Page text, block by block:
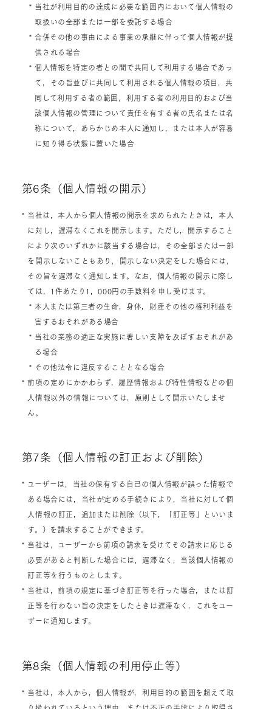
* 当社が利用目的の達成に必要な範囲内において個人情報の
取扱いの全部または一部を委託する場合
* 合併その他の事由による事業の承継に伴って個人情報が提
供される場合
* 個人情報を特定の者との間で共同して利用する場合であっ
て，その旨並びに共同して利用される個人情報の項目，共
同して利用する者の範囲，利用する者の利用目的および当
該個人情報の管理について責任を有する者の氏名または名
称について，あらかじめ本人に通知し，または本人が容易
に知り得る状態に置いた場合
第6条（個人情報の開示）
* 当社は，本人から個人情報の開示を求められたときは，本人
に対し，遅滞なくこれを開示します。ただし，開示すること
により次のいずれかに該当する場合は，その全部または一部
を開示しないこともあり，開示しない決定をした場合には，
その旨を遅滞なく通知します。なお，個人情報の開示に際し
ては，1件あたり1，000円の手数料を申し受けます。
* 本人または第三者の生命，身体，財産その他の権利利益を
害するおそれがある場合
* 当社の業務の適正な実施に著しい支障を及ぼすおそれがあ
る場合
* その他法令に違反することとなる場合
* 前項の定めにかかわらず，履歴情報および特性情報などの個
人情報以外の情報については，原則として開示いたしませ
ん。
第7条（個人情報の訂正および削除）
* ユーザーは，当社の保有する自己の個人情報が誤った情報で
ある場合には，当社が定める手続きにより，当社に対して個
人情報の訂正，追加または削除（以下，「訂正等」といいま
す。）を請求することができます。
* 当社は，ユーザーから前項の請求を受けてその請求に応じる
必要があると判断した場合には，遅滞なく，当該個人情報の
訂正等を行うものとします。
* 当社は，前項の規定に基づき訂正等を行った場合，または訂
正等を行わない旨の決定をしたときは遅滞なく，これをユー
ザーに通知します。
第8条（個人情報の利用停止等）
* 当社は，本人から，個人情報が，利用目的の範囲を超えて取